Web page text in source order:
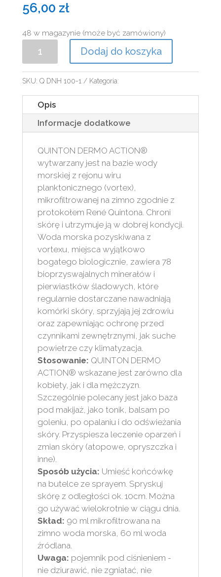
56,00 zł
48 w magazynie (może być zamówiony)
QUINTON
DERMO
ACTION
100
Dodaj do koszyka
SKU: Q DNH 100-1 Kategoria:
Opis
Informacje dodatkowe
QUINTON DERMO ACTION®
wytwarzany jest na bazie wody
morskiej z rejonu wiru
planktonicznego (vortex),
mikrofiltrowanej na zimno zgodnie z
protokołem René Quintona. Chroni
skórę i utrzymuje ją w dobrej kondycji.
Woda morska pozyskiwana z
vortexu, miejsca wyjątkowo
bogatego biologicznie, zawiera 78
bioprzyswajalnych minerałów i
pierwiastków śladowych, które
regularnie dostarczane nawadniają
komórki skóry, sprzyjają jej zdrowiu
oraz zapewniając ochronę przed
czynnikami zewnętrznymi, jak suche
powietrze czy klimatyzacja.
Stosowanie: QUINTON DERMO
ACTION® wskazane jest zarówno dla
kobiety, jak i dla mężczyzn.
Szczególnie polecany jest jako baza
pod makijaż, jako tonik, balsam po
goleniu, po opalaniu i do odświeżania
skóry. Przyspiesza leczenie oparzeń i
zmian skóry (atopowe, opryszczka i
inne).
Sposób użycia: Umieść końcówkę
na butelce ze sprayem. Spryskuj
skórę z odległości ok. 10cm. Można
go używać wielokrotnie w ciągu dnia.
Skład: 90 ml mikrofiltrowana na
zimno woda morska, 60 ml woda
źródlana.
Uwaga: pojemnik pod ciśnieniem -
nie dziurawić, nie zgniatać, nie